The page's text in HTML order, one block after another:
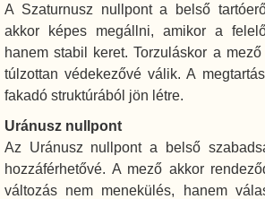
A Szaturnusz nullpont a belső
akkor képes megállni, amikor a
hanem stabil keret. Torzuláskor a
túlzottan védekezővé válik. A
fakadó struktúrából jön létre.
Uránusz nullpont
Az Uránusz nullpont a belső
hozzáférhetővé. A mező akkor
változás nem menekülés, hanem